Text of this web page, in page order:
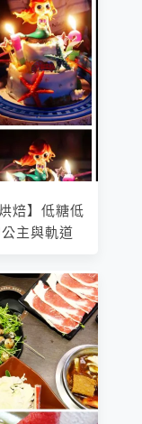
焙】低糖低
主與軌道